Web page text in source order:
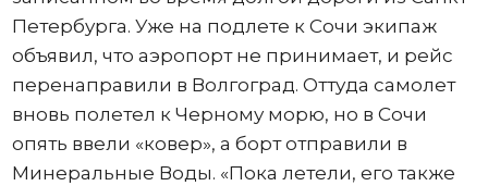
Петербурга. Уже на подлете к Сочи экипаж
объявил, что аэропорт не принимает, и рейс
перенаправили в Волгоград. Оттуда самолет
вновь полетел к Черному морю, но в Сочи
опять ввели «ковер», а борт отправили в
Минеральные Воды. «Пока летели, его также